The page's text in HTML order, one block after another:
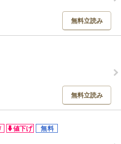
無料立読み
無料立読み